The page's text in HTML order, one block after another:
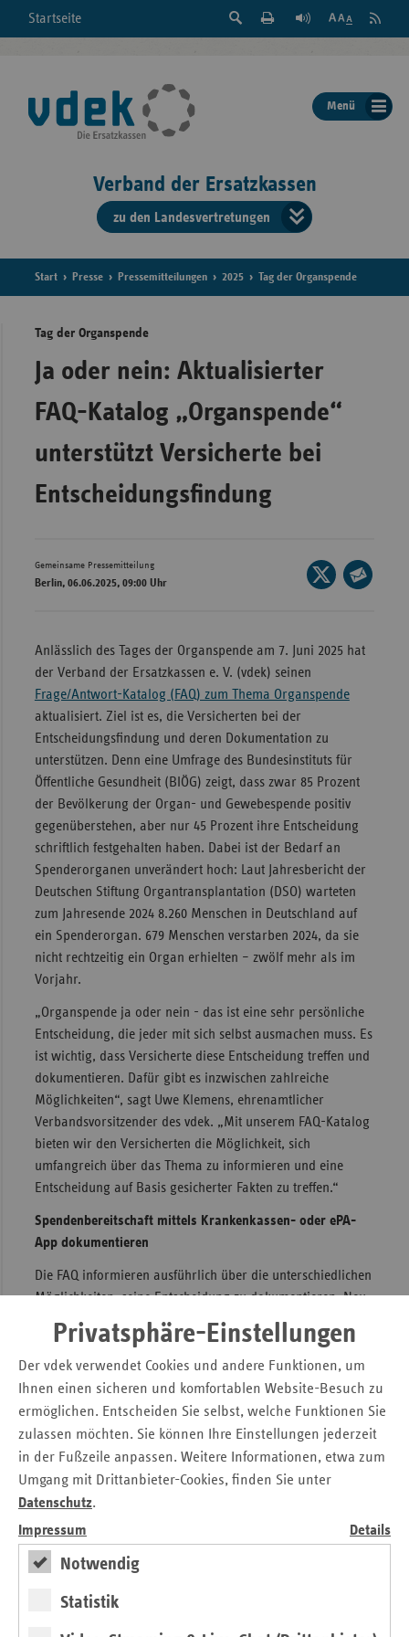
Privatsphäre-Einstellungen
Der vdek verwendet Cookies und andere Funktionen, um
Ihnen einen sicheren und komfortablen Website-Besuch zu
ermöglichen. Entscheiden Sie selbst, welche Funktionen Sie
zulassen möchten. Sie können Ihre Einstellungen jederzeit
in der Fußzeile anpassen. Weitere Informationen, etwa zum
Umgang mit Drittanbieter-Cookies, finden Sie unter
Datenschutz.
Impressum
Details
Notwendig
Statistik
Startseite
Suche
der
Seite
Feed
Menü
Verband der Ersatzkassen
zu den Landesvertretungen
der
Hessen
Start Presse Pressemitteilungen 2025 Tag der Organspende
Tag der Organspende
Ja oder nein: Aktualisierter
FAQ-Katalog „Organspende“
unterstützt Versicherte bei
Entscheidungsfindung
Gemeinsame Pressemitteilung
Berlin, 06.06.2025, 09:00 Uhr
Seite
auf
E-
Anlässlich des Tages der Organspende am 7. Juni 2025 hat
der Verband der Ersatzkassen e. V. (vdek) seinen
Frage/Antwort-Katalog (FAQ) zum Thema Organspende
aktualisiert. Ziel ist es, die Versicherten bei der
Entscheidungsfindung und deren Dokumentation zu
unterstützen. Denn eine Umfrage des Bundesinstituts für
Öffentliche Gesundheit (BIÖG) zeigt, dass zwar 85 Prozent
der Bevölkerung der Organ- und Gewebespende positiv
gegenüberstehen, aber nur 45 Prozent ihre Entscheidung
schriftlich festgehalten haben. Dabei ist der Bedarf an
Spenderorganen unverändert hoch: Laut Jahresbericht der
Deutschen Stiftung Organtransplantation (DSO) warteten
zum Jahresende 2024 8.260 Menschen in Deutschland auf
ein Spenderorgan. 679 Menschen verstarben 2024, da sie
nicht rechtzeitig ein Organ erhielten – zwölf mehr als im
Vorjahr.
„Organspende ja oder nein - das ist eine sehr persönliche
Entscheidung, die jeder mit sich selbst ausmachen muss. Es
ist wichtig, dass Versicherte diese Entscheidung treffen und
dokumentieren. Dafür gibt es inzwischen zahlreiche
Möglichkeiten“, sagt Uwe Klemens, ehrenamtlicher
Verbandsvorsitzender des vdek. „Mit unserem FAQ-Katalog
bieten wir den Versicherten die Möglichkeit, sich
umfangreich über das Thema zu informieren und eine
Entscheidung auf Basis gesicherter Fakten zu treffen.“
Spendenbereitschaft mittels Krankenkassen- oder ePA-
App dokumentieren
Die FAQ informieren ausführlich über die unterschiedlichen
Möglichkeiten, seine Entscheidung zu dokumentieren. Neu
ist, dass Versicherte ihre Bereitschaft neben dem
klassischen Organspendeausweis oder dem seit 2024
bestehendenOnline-Register
auch in der
Krankenkassen- oder ePA-App festhalten können. Darüber
hinaus klären die FAQ darüber auf, ob es eine Altersgrenze
für Organspende gibt, ob auch nur bestimmte Organe
gespendet werden können, welche Voraussetzungen vor
der Organentnahme erfüllt sein müssen und vieles mehr.
» Die aktualisierten FAQ Organspende sind auf vdek.com
abrufbar.
Tag der Organspende – Ja oder nein: Aktualisierter
FAQ-Katalog „Organspende“ unterstützt Versicherte